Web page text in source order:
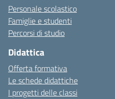
Personale scolastico
Famiglie e studenti
Percorsi di studio
Didattica
Offerta formativa
Le schede didattiche
I progetti delle classi